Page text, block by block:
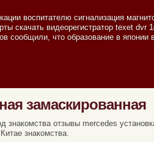
воспитателю сигнализация
скачать видеорегистратор texet
сообщили, что образование в
замаскированная
знакомства отзывы mercedes
знакомства.